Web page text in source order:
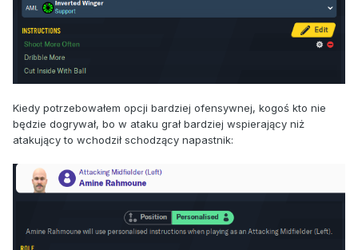
Kiedy potrzebowałem opcji bardziej ofensywnej, kogoś kto nie
będzie dogrywał, bo w ataku grał bardziej wspierający niż
atakujący to wchodził schodzący napastnik: